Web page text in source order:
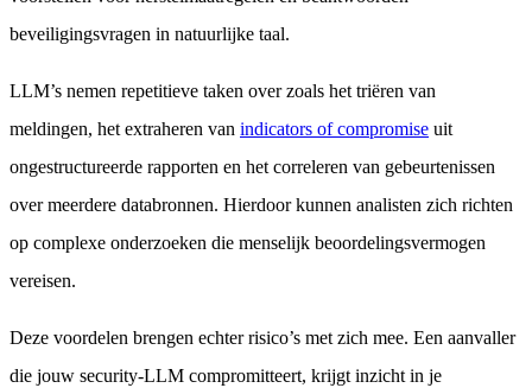
beveiligingsvragen in natuurlijke taal.
LLM’s nemen repetitieve taken over zoals het triëren van
meldingen, het extraheren van indicators of compromise uit
ongestructureerde rapporten en het correleren van gebeurtenissen
over meerdere databronnen. Hierdoor kunnen analisten zich richten
op complexe onderzoeken die menselijk beoordelingsvermogen
vereisen.
Deze voordelen brengen echter risico’s met zich mee. Een aanvaller
die jouw security-LLM compromitteert, krijgt inzicht in je